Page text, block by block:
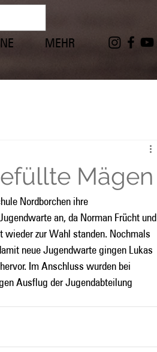
MEHR
Mägen
Nordborchen ihre
an, da Norman Frücht und
zur Wahl standen. Nochmals
neue Jugendwarte gingen Lukas
Im Anschluss wurden bei
Ausflug der Jugendabteilung